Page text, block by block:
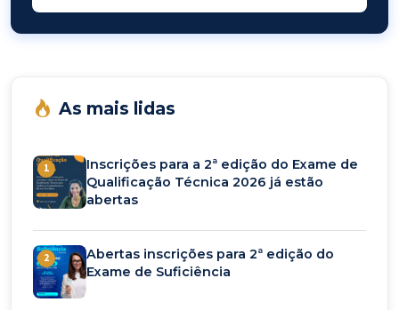
As mais lidas
1
Inscrições para a 2ª edição do Exame de
Qualificação Técnica 2026 já estão
abertas
2
Abertas inscrições para 2ª edição do
Exame de Suficiência